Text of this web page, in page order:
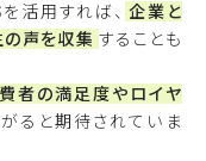
活用すれば、 企業と
の声を収集 することも
者の満足度やロイヤ
ると期待されていま